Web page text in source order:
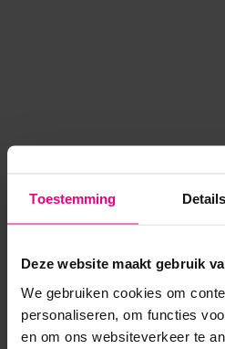
Toestemming Details
Deze website maakt gebruik
We gebruiken cookies om
personaliseren, om functies
en om ons websiteverkeer te